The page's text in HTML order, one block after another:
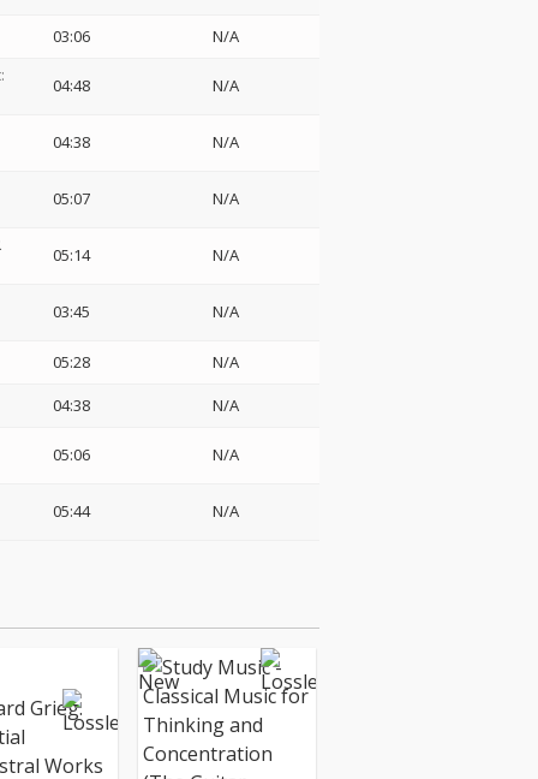
03:06 N/A
04:48 N/A
04:38 N/A
05:07 N/A
05:14 N/A
03:45 N/A
05:28
N/A
04:38 N/A
05:06 N/A
05:44 N/A